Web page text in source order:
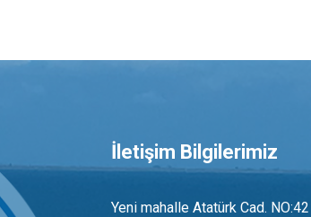
İletişim Bilgilerimiz
Yeni mahalle Atatürk Cad. NO:42